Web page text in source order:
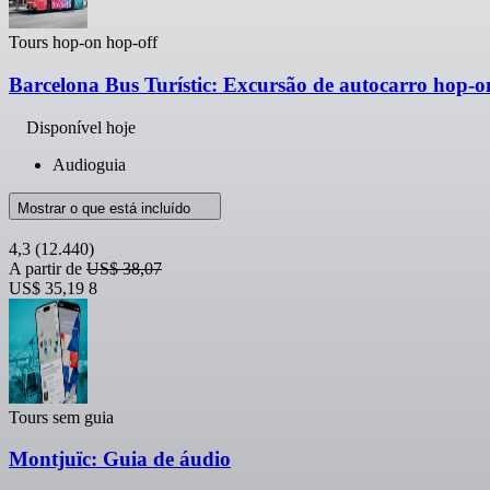
Tours hop-on hop-off
Barcelona Bus Turístic: Excursão de autocarro hop-
Disponível hoje
Audioguia
Mostrar o que está incluído
4,3 (12.440)
A partir de US$ 38,07
US$ 35,19 8
Tours sem guia
Montjuïc: Guia de áudio